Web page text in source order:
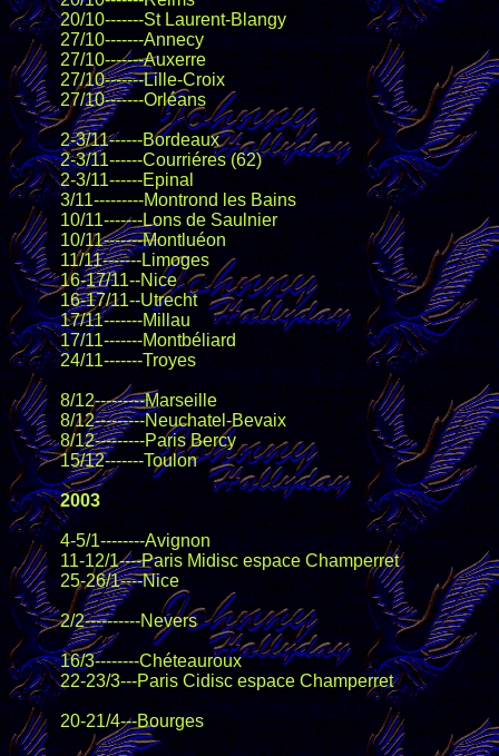
20/10-------St Laurent-Blangy
27/10-------Annecy
27/10-------Auxerre
27/10-------Lille-Croix
27/10-------Orléans
2-3/11------Bordeaux
2-3/11------Courriéres (62)
2-3/11------Epinal
3/11---------Montrond les Bains
10/11-------Lons de Saulnier
10/11-------Montluéon
11/11-------Limoges
16-17/11--Nice
16-17/11--Utrecht
17/11-------Millau
17/11-------Montbéliard
24/11-------Troyes
8/12---------Marseille
8/12---------Neuchatel-Bevaix
8/12---------Paris Bercy
15/12-------Toulon
2003
4-5/1--------Avignon
11-12/1----Paris Midisc espace Champerret
25-26/1----Nice
2/2----------Nevers
16/3--------Chéteauroux
22-23/3---Paris Cidisc espace Champerret
20-21/4---Bourges